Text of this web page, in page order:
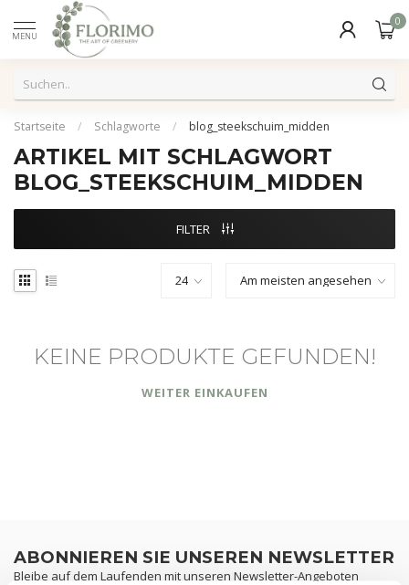
MENU
0
Startseite / Schlagworte / blog_steekschuim_midden
ARTIKEL MIT SCHLAGWORT
BLOG_STEEKSCHUIM_MIDDEN
FILTER
KEINE PRODUKTE GEFUNDEN!
WEITER EINKAUFEN
ABONNIEREN SIE UNSEREN NEWSLETTER
Bleibe auf dem Laufenden mit unseren Newsletter-Angeboten